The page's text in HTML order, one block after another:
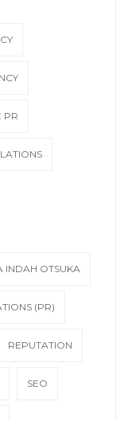
PR
INDAH OTSUKA
(PR)
REPUTATION
SEO